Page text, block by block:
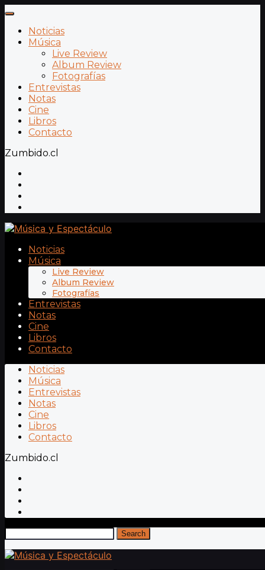
Noticias
Música
Live Review
Album Review
Fotografías
Entrevistas
Notas
Cine
Libros
Contacto
Zumbido.cl
Noticias
Música
Live Review
Album Review
Fotografías
Entrevistas
Notas
Cine
Libros
Contacto
Noticias
Música
Entrevistas
Notas
Cine
Libros
Contacto
Zumbido.cl
Search